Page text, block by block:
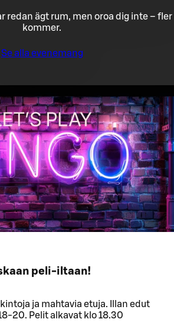
redan ägt rum, men oroa dig inte – fler
kommer.
Se alla evenemang
peli-iltaan!
ja mahtavia etuja. Illan edut
20. Pelit alkavat klo 18.30